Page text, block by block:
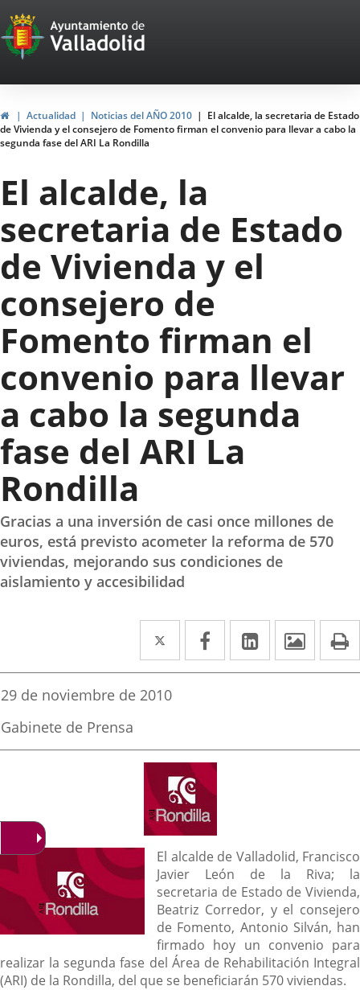
Portal
Web
del
Ayuntamiento
de
Valladolid
HomeActualidad Noticias del AÑO 2010
El alcalde, la secretaria de Estado
de Vivienda y el consejero de Fomento firman el convenio para llevar a cabo la
segunda fase del ARI La Rondilla
El alcalde, la
secretaria de Estado
de Vivienda y el
consejero de
Fomento firman el
convenio para llevar
a cabo la segunda
fase del ARI La
Rondilla
Gracias a una inversión de casi once millones de
euros, está previsto acometer la reforma de 570
viviendas, mejorando sus condiciones de
aislamiento y accesibilidad
Twitter
Enlace
a
una
externa.
Facebook
Enlace
a
externa.
Linkedin
Enlace
a
externa.
Fecha
la
noticia
29 de noviembre de 2010
Fuente
la
Gabinete de Prensa
Descripción
El alcalde de Valladolid, Francisco
Javier León de la Riva; la
secretaria de Estado de Vivienda,
Beatriz Corredor, y el consejero
de Fomento, Antonio Silván, han
firmado hoy un convenio para
realizar la segunda fase del Área de Rehabilitación Integral
(ARI) de la Rondilla, del que se beneficiarán 570 viviendas.